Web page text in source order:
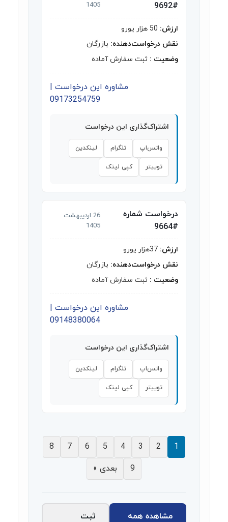
#9692
1405
ارزش:
نقش درخواست‌دهنده: بازرگان
وضعیت : ثبت سفارش آماده
مشاوره این درخواست |
09173254759
اشتراک‌گذاری این درخواست
واتس‌اپ تلگرام لینکدین
توییتر کپی لینک
درخواست شماره
#9664
26 اردیبهشت
1405
ارزش:
نقش درخواست‌دهنده: بازرگان
وضعیت : ثبت سفارش آماده
مشاوره این درخواست |
09148380064
اشتراک‌گذاری این درخواست
واتس‌اپ تلگرام لینکدین
توییتر کپی لینک
1
2
3
4
5
6
7
8
9
بعدی »
مشاهده همه ثبت